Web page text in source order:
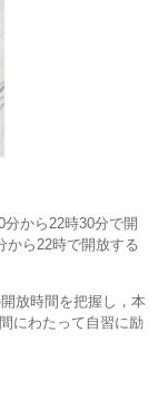
から22時30分で開
から22時で開放する
放時間を把握し，本
にわたって自習に励